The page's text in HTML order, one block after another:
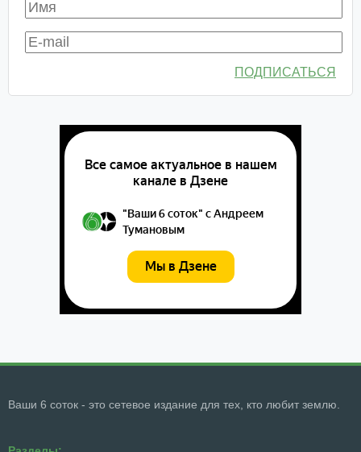
ПОДПИСАТЬСЯ
Ваши 6 соток - это сетевое издание для тех, кто любит землю.